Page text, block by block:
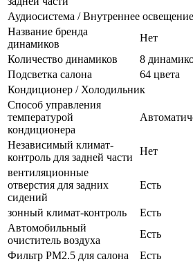
Аудиосистема / Внутреннее освещение
Название бренда
динамиков
Нет
Количество динамиков
8
Подсветка салона
64 цвета
Кондиционер / Холодильник
Способ управления
температурой
кондиционера
Независимый климат-
контроль для задней части
Нет
вентиляционные
отверстия для задних
сидений
Есть
зонный климат-контроль
Есть
Автомобильный
очиститель воздуха
Есть
Фильтр PM2.5 для салона
Есть